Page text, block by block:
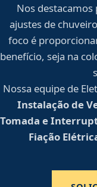
Nos destacamos
ajustes de
foco é
benefício, seja na
Nossa equipe de
Instalação de
Tomada e
Fiação